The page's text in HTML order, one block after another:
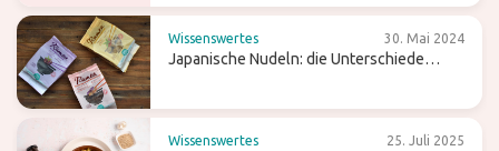
Wissenswertes 30. Mai 2024
Japanische Nudeln: die Unterschiede
Wissenswertes 25. Juli 2025